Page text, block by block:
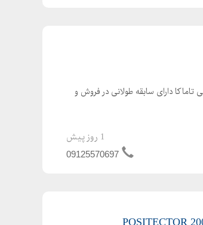
دارای سابقه طولانی در فروش و
1 روز پیش
09125570697